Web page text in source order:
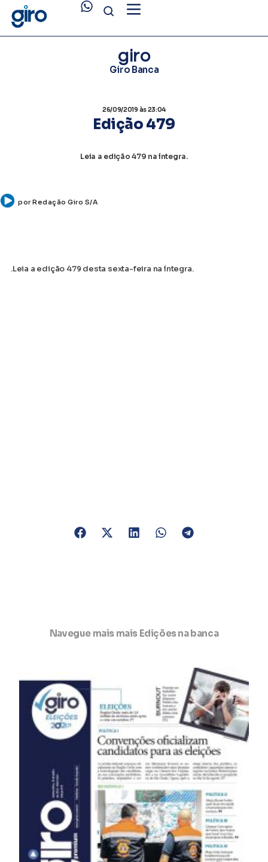
giro
Giro Banca
26/09/2019 às 23:04
Edição 479
Leia a edição 479 na íntegra.
porRedação Giro S/A
.Leia a edição 479 desta sexta-feira na íntegra.
Navegue mais mais Edições na banca